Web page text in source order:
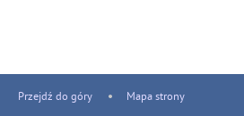
Przejdź do góry Mapa strony